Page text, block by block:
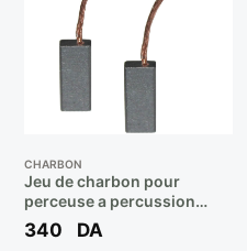
CHARBON
Jeu de charbon pour
perceuse a percussion
650W STDH6513 Réf:
90579768SV ** STANLEY
340 DA